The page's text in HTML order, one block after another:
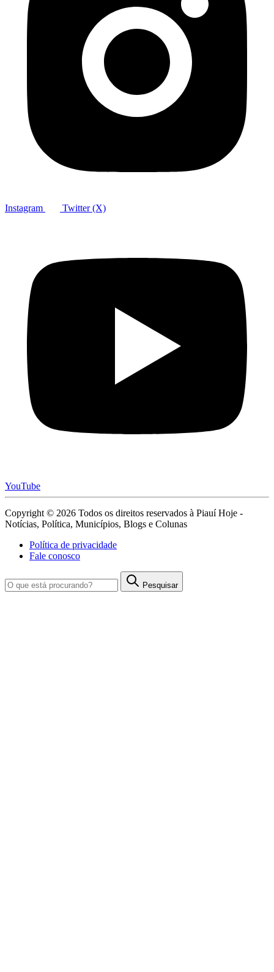
Instagram Twitter (X)
YouTube
Copyright © 2026 Todos os direitos reservados à Piauí Hoje -
Notícias, Política, Municípios, Blogs e Colunas
Política de privacidade
Fale conosco
Pesquisar